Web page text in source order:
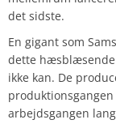
det sidste.
En gigant som
dette
ikke kan. De
arbejdsgangen